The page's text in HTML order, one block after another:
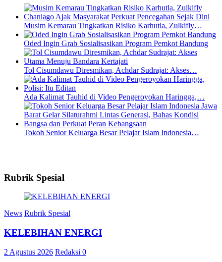
Musim Kemarau Tingkatkan Risiko Karhutla, Zulkifly…
Oded Ingin Grab Sosialisasikan Program Pemkot Bandung
Tol Cisumdawu Diresmikan, Achdar Sudrajat: Akses…
Ada Kalimat Tauhid di Video Pengeroyokan Haringga,…
Tokoh Senior Keluarga Besar Pelajar Islam Indonesia…
Rubrik Spesial
News Rubrik Spesial
KELEBIHAN ENERGI
2 Agustus 2026 Redaksi 0